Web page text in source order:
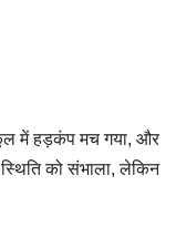
में हड़कंप मच गया, और
को संभाला, लेकिन